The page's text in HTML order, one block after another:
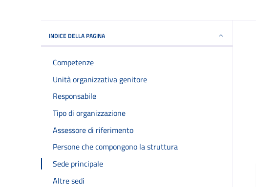
INDICE DELLA PAGINA
Competenze
Unità organizzativa genitore
Responsabile
Tipo di organizzazione
Assessore di riferimento
Persone che compongono la struttura
Sede principale
Altre sedi